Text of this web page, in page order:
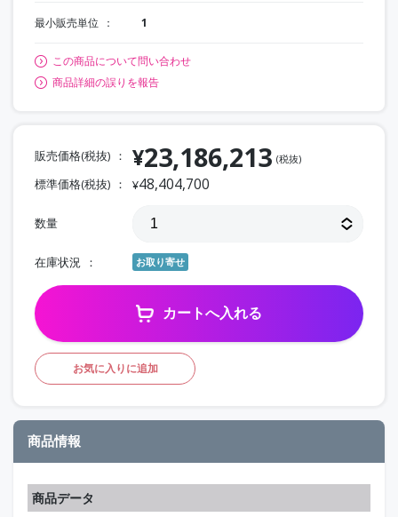
最小販売単位 1
この商品について問い合わせ
商品詳細の誤りを報告
販売価格(税抜) ¥23,186,213 (税抜)
標準価格(税抜) ¥48,404,700
数量
在庫状況 お取り寄せ
カートへ入れる
お気に入りに追加
商品情報
商品データ